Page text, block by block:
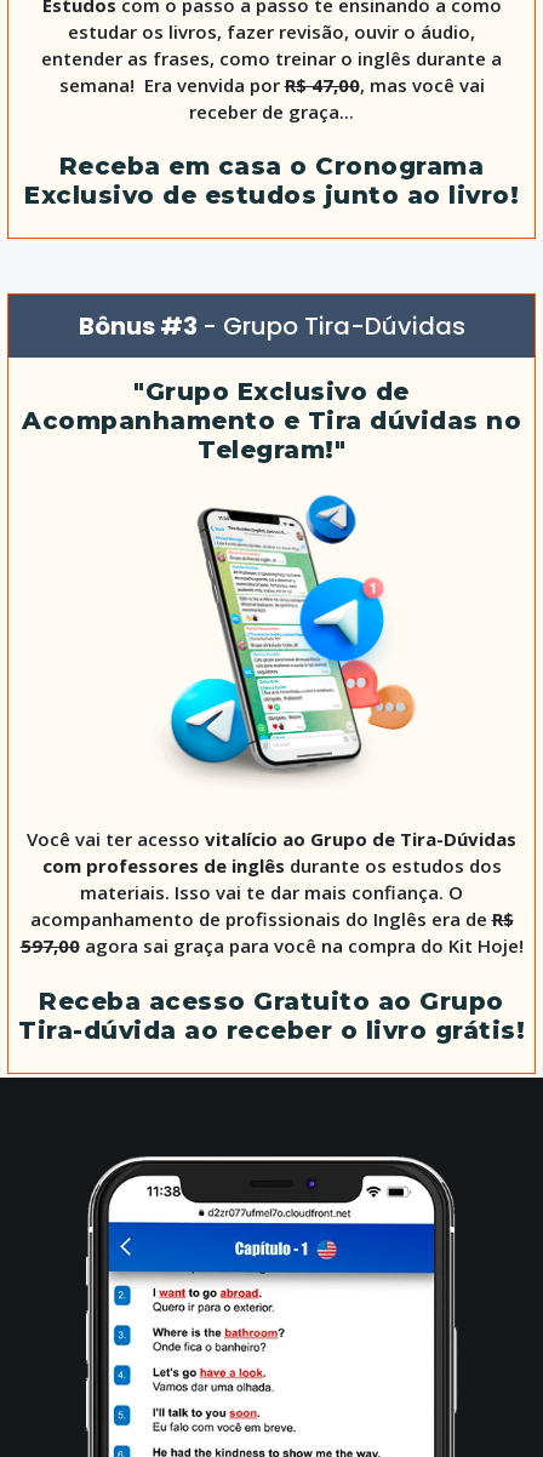
estudar os livros, fazer revisão, ouvir o áudio,
entender as frases, como treinar o inglês durante a
semana! Era venvida porR$ 47,00, mas você vai
receber de graça...
Receba em casa o Cronograma
Exclusivo de estudos junto ao livro!
Bônus #3 - Grupo Tira-Dúvidas
"Grupo Exclusivo de
Acompanhamento e Tira dúvidas no
Telegram!"
Você vai ter acesso vitalício ao Grupo de Tira-Dúvidas
com professores de inglês durante os estudos dos
materiais. Isso vai te dar mais confiança. O
acompanhamento de profissionais do Inglês era deR$
597,00agora sai graça para você na compra do Kit Hoje!
Receba acesso Gratuito ao Grupo
Tira-dúvida ao receber o livro grátis!